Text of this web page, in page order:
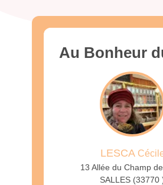
Au Bonheur
LESCA
13 Allée du Champ
SALLES (33770